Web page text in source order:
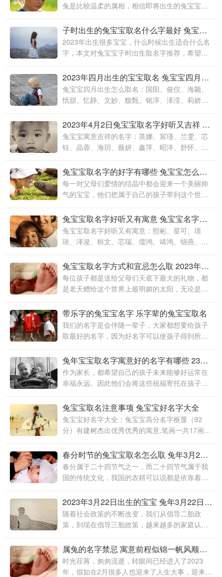
兔是比较温柔的属相，相信即将出生的兔宝宝也
会很温柔的，那么，兔宝宝怎么取名呢？本文推
荐兔宝宝取名字吉利的名字，希望对大家有所帮
助
子时出生的兔宝宝取名什么字最好 兔宝宝怎么取名字好听
2023年出生很多宝宝，什么时候出生适合什么名
字，本文对兔宝宝子时出生取名字推荐，希望对
大家有所帮助，大家都有自己的名字，名字是你
的身份名片，也是你用来沟通交流、人际交往的
工具
2023年四月出生的宝宝取名 兔宝宝四月出生怎么取名
兔宝宝四月出生怎么取名：国阳、俊仪、海颖、
恬甜、忆静、文妙、馥甄、铭淳、泽滢、莉娇、
婷玥、隽雅、瑞新、景泉、耀鑫、运锋、紫娜、
舒韵、骏腾、丽芸、珈萱、源
2023年4月2日兔宝宝取名字好听又吉祥 兔宝宝寓意吉祥的名字
兔宝宝寓意吉祥的名字：英娜、宸瑾、兰雯、芯
钰、晶蓉、海玥、薇妍、鑫萍、昭洋、舒怀、贤
欢、妍桐、娅蕾、雯妮、素燕、惠美、丽滢、栩
轩、凤怡、苗月、婉渝、易萱
兔宝宝取名字的好字有哪些 兔宝宝怎么取名字比较好
每一对父母们爱情的结晶中都会迎来一个美丽帅
气的宝宝，他们把属于自己的孩子带到这个世界
上来的第一件事情，那就是给孩子取一个有利于
孩子成长起来的名字。本文推荐兔宝宝取名字兔宝宝取名字好听又有寓意 兔宝宝名字有哪些字好
兔宝宝取名字好听又有寓意：熙彬、星可、璟
琰、泽浚、桓文、芯瑞、儒鸿、靖鸿、锦燕、乾
元、宜彬、颜达、薇晴、丰铭、宇橦、承逸、禹
程、子翕、碧璐、彬景、鸿钦、
兔宝宝取名字方式和宜忌怎么取 2023年好名字推荐
每位孩子都是送给父母们天底下最大的礼物，都
是老天赠给这个世界上最明媚的太阳，无论是社
会还是父母都会把一生都利于孩子的身上，父母
们在幸福美满的同时给孩子起名字也成为了最困
难的问题
带乐字的兔宝宝名字 乐字辈的兔宝宝取名
我们的名字是会伴随一辈子，大家都想要给孩子
取最好的名字，因为好名字可以使孩子得到所有
人的青睐，也会促进孩子不断地进步与成长，当
名字一直陪伴在人们左右就会成为每个人的一部
分
兔年宝宝取名字寓意好的名字有哪些 23年3月出生的兔宝宝取名
作为家长，都希望自己的孩子未来能够好运常在
幸福永远。因此他们会将这些祝福寄托在孩子的
名字中，期望这些祝福能够实现。下面小编就为
大家介绍2023年兔年出生的宝宝该怎么起名
兔宝宝取名注意事项 兔宝宝好名字大全
兔宝宝好名字大全：兔宝宝高分名字枢显（92
分）有建树杰出优秀优秀的寓意,笔画一共17画枢
字取名意思为：指中枢，取名寓意为关键、核
心。显字取名意思为：指光亮、明亮
春分时节的兔宝宝取名怎么取 兔年3月21日出生的宝宝取名
春分属于二十四节气之一，而二十四节气属于我
国的传统文化，我国的农耕可以说都是依靠着二
十四节气进行，很多人不知道春分是什么意思，
也不知道春分意味着什么，今天主要为大家带来
春分节气出生的宝宝取名
2023年3月22日出生的宝宝 兔年3月22日出生的宝宝名字
随着社会政策的不断改变，我们从倡导二胎政
策，到现在倡导三胎政策，越来越多的家庭认为
两个孩子有个陪伴，总比只有一个孩子孤独的
好。那么无论是第一个孩子还是第二个孩子到来
之即
属兔的名字禁忌 寓意前程似锦一帆风顺的名字
时光荏苒，匆匆流逝，转眼间已经进入了2023
年，假如在2月很多人也迎来了人生大事，迎来了